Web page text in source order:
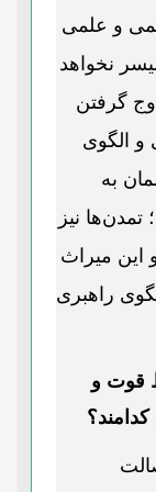
و علمی
نخواهد
گرفتن
و الگوی
به
تمدن‌ها نیز
این میراث
راهبری
قوت و